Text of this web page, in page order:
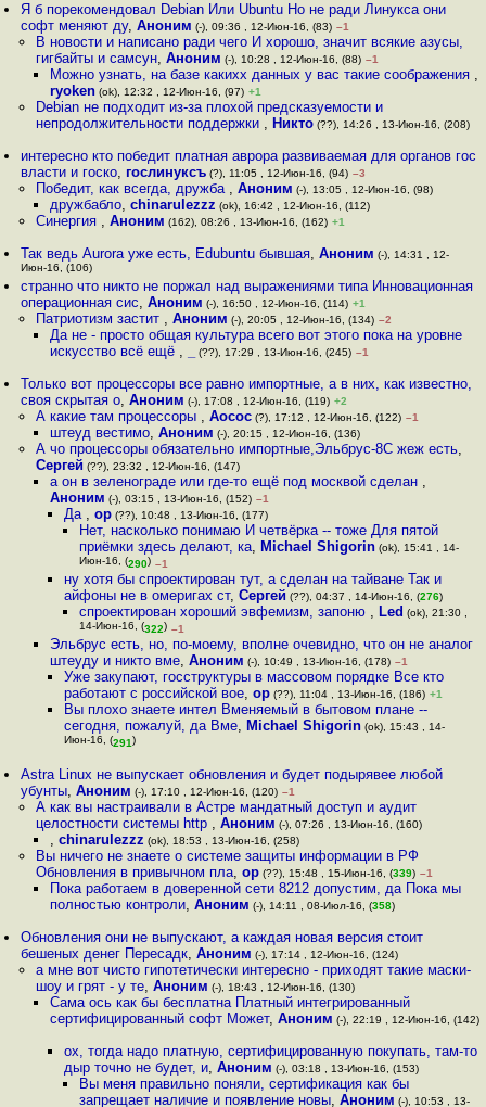
Я б порекомендовал Debian Или Ubuntu Но не ради Линукса они
софт меняют ду,Аноним (-), 09:36 , 12-Июн-16, (83) –1
В новости и написано ради чего И хорошо, значит всякие азусы,
гигбайты и самсун, Аноним (-), 10:28 , 12-Июн-16, (88) –1
Можно узнать, на базе какихх данных у вас такие соображения ,
ryoken(ok), 12:32 , 12-Июн-16, (97) +1
Debian не подходит из-за плохой предсказуемости и
непродолжительности поддержки , Никто(??), 14:26 , 13-Июн-16, (208)
интересно кто победит платная аврора развиваемая для органов гос
власти и госко, гослинуксъ (?), 11:05 , 12-Июн-16, (94) –3
Победит, как всегда, дружба , Аноним (-), 13:05 , 12-Июн-16, (98)
дружбабло, chinarulezzz (ok), 16:42 , 12-Июн-16, (112)
Синергия , Аноним (162), 08:26 , 13-Июн-16, (162) +1
Так ведь Aurora уже есть, Edubuntu бывшая,Аноним (-), 14:31 , 12-
Июн-16, (106)
странно что никто не поржал над выражениями типа Инновационная
операционная сис,Аноним (-), 16:50 , 12-Июн-16, (114) +1
Патриотизм застит , Аноним (-), 20:05 , 12-Июн-16, (134) –2
Да не - просто общая культура всего вот этого пока на уровне
искусство всё ещё , (??), 17:29 , 13-Июн-16, (245) –1
Только вот процессоры все равно импортные, а в них, как известно,
своя скрытая о,Аноним (-), 17:08 , 12-Июн-16, (119) +2
А какие там процессоры , Аосос(?), 17:12 , 12-Июн-16, (122) –1
штеуд вестимо, Аноним (-), 20:15 , 12-Июн-16, (136)
А чо процессоры обязательно импортные,Эльбрус-8С жеж есть,
Сергей (??), 23:32 , 12-Июн-16, (147)
а он в зеленограде или где-то ещё под москвой сделан ,
Аноним (-), 03:15 , 13-Июн-16, (152) –1
Да ,op (??), 10:48 , 13-Июн-16, (177)
Нет, насколько понимаю И четвёрка -- тоже Для пятой
приёмки здесь делают, ка, Michael Shigorin(ok), 15:41 , 14-
Июн-16, (290) –1
ну хотя бы спроектирован тут, а сделан на тайване Так и
айфоны не в омеригах ст,Сергей (??), 04:37 , 14-Июн-16, (276)
спроектирован хороший эвфемизм, запоню , Led (ok), 21:30 ,
14-Июн-16, (322) –1
Эльбрус есть, но, по-моему, вполне очевидно, что он не аналог
штеуду и никто вме, Аноним (-), 10:49 , 13-Июн-16, (178) –1
Уже закупают, госструктуры в массовом порядке Все кто
работают с российской вое,op (??), 11:04 , 13-Июн-16, (186) +1
Вы плохо знаете интел Вменяемый в бытовом плане --
сегодня, пожалуй, да Вме, Michael Shigorin (ok), 15:43 , 14-
Июн-16, (291)
Astra Linux не выпускает обновления и будет подырявее любой
убунты,Аноним (-), 17:10 , 12-Июн-16, (120) –1
А как вы настраивали в Астре мандатный доступ и аудит
целостности системы http , Аноним (-), 07:26 , 13-Июн-16, (160)
, chinarulezzz (ok), 18:53 , 13-Июн-16, (258)
Вы ничего не знаете о системе защиты информации в РФ
Обновления в привычном пла, op(??), 15:48 , 15-Июн-16, (339) –1
Пока работаем в доверенной сети 8212 допустим, да Пока мы
полностью контроли, Аноним (-), 14:11 , 08-Июл-16, (358)
Обновления они не выпускают, а каждая новая версия стоит
бешеных денег Пересадк,Аноним (-), 17:14 , 12-Июн-16, (124)
а мне вот чисто гипотетически интересно - приходят такие маски-
шоу и грят - у те, Аноним (-), 18:43 , 12-Июн-16, (130)
Сама ось как бы бесплатна Платный интегрированный
сертифицированный софт Может, Аноним (-), 22:19 , 12-Июн-16, (142)
ох, тогда надо платную, сертифицированную покупать, там-то
дыр точно не будет, и,Аноним (-), 03:18 , 13-Июн-16, (153)
Вы меня правильно поняли, сертификация как бы
запрещает наличие и появление новы, Аноним (-), 10:53 , 13-